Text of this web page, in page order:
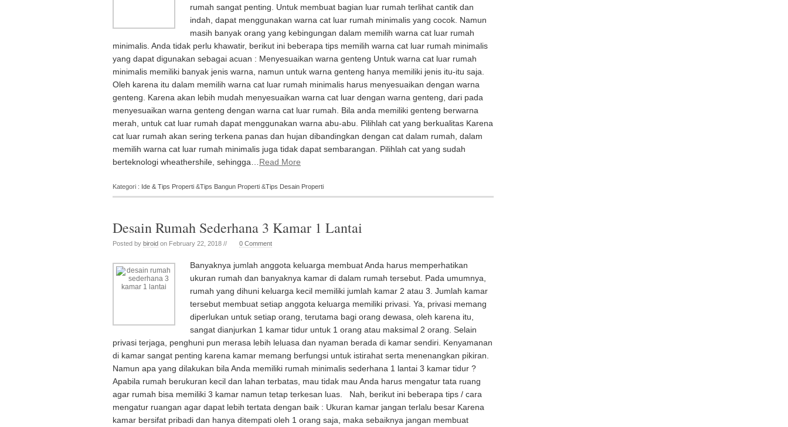
rumah sangat penting. Untuk membuat bagian luar rumah terlihat cantik dan
indah, dapat menggunakan warna cat luar rumah minimalis yang cocok. Namun
masih banyak orang yang kebingungan dalam memilih warna cat luar rumah
minimalis. Anda tidak perlu khawatir, berikut ini beberapa tips memilih warna cat luar rumah minimalis
yang dapat digunakan sebagai acuan : Menyesuaikan warna genteng Untuk warna cat luar rumah
minimalis memiliki banyak jenis warna, namun untuk warna genteng hanya memiliki jenis itu-itu saja.
Oleh karena itu dalam memilih warna cat luar rumah minimalis harus menyesuaikan dengan warna
genteng. Karena akan lebih mudah menyesuaikan warna cat luar dengan warna genteng, dari pada
menyesuaikan warna genteng dengan warna cat luar rumah. Bila anda memiliki genteng berwarna
merah, untuk cat luar rumah dapat menggunakan warna abu-abu. Pilihlah cat yang berkualitas Karena
cat luar rumah akan sering terkena panas dan hujan dibandingkan dengan cat dalam rumah, dalam
memilih warna cat luar rumah minimalis juga tidak dapat sembarangan. Pilihlah cat yang sudah
berteknologi wheathershile, sehingga…Read More
Kategori : Ide & Tips Properti &Tips Bangun Properti &Tips Desain Properti
Desain Rumah Sederhana 3 Kamar 1 Lantai
Posted by biroid on February 22, 2018 // 0 Comment
Banyaknya jumlah anggota keluarga membuat Anda harus memperhatikan
ukuran rumah dan banyaknya kamar di dalam rumah tersebut. Pada umumnya,
rumah yang dihuni keluarga kecil memiliki jumlah kamar 2 atau 3. Jumlah kamar
tersebut membuat setiap anggota keluarga memiliki privasi. Ya, privasi memang
diperlukan untuk setiap orang, terutama bagi orang dewasa, oleh karena itu,
sangat dianjurkan 1 kamar tidur untuk 1 orang atau maksimal 2 orang. Selain
privasi terjaga, penghuni pun merasa lebih leluasa dan nyaman berada di kamar sendiri. Kenyamanan
di kamar sangat penting karena kamar memang berfungsi untuk istirahat serta menenangkan pikiran.
Namun apa yang dilakukan bila Anda memiliki rumah minimalis sederhana 1 lantai 3 kamar tidur ?
Apabila rumah berukuran kecil dan lahan terbatas, mau tidak mau Anda harus mengatur tata ruang
agar rumah bisa memiliki 3 kamar namun tetap terkesan luas. Nah, berikut ini beberapa tips / cara
mengatur ruangan agar dapat lebih tertata dengan baik : Ukuran kamar jangan terlalu besar Karena
kamar bersifat pribadi dan hanya ditempati oleh 1 orang saja, maka sebaiknya jangan membuat